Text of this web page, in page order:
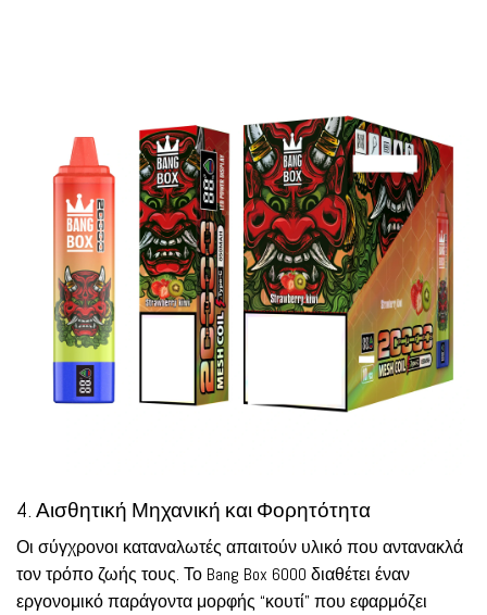
4. Αισθητική Μηχανική και Φορητότητα
Οι σύγχρονοι καταναλωτές απαιτούν υλικό που αντανακλά
τον τρόπο ζωής τους. Το Bang Box 6000 διαθέτει έναν
εργονομικό παράγοντα μορφής “κουτί” που εφαρμόζει